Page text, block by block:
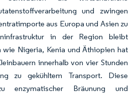
und zwingen
aus Europa und Asien zu
in der Region bleibt
wie Nigeria, Kenia und Äthiopien hat
innerhalb von vier Stunden
zu gekühltem Transport. Diese
enzymatischer Bräunung und